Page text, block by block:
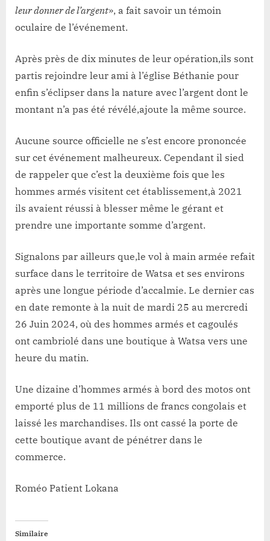
leur donner de l’argent», a fait savoir un témoin
oculaire de l’événement.
Après près de dix minutes de leur opération,ils sont
partis rejoindre leur ami à l’église Béthanie pour
enfin s’éclipser dans la nature avec l’argent dont le
montant n’a pas été révélé,ajoute la même source.
Aucune source officielle ne s’est encore prononcée
sur cet événement malheureux. Cependant il sied
de rappeler que c’est la deuxième fois que les
hommes armés visitent cet établissement,à 2021
ils avaient réussi à blesser même le gérant et
prendre une importante somme d’argent.
Signalons par ailleurs que,le vol à main armée refait
surface dans le territoire de Watsa et ses environs
après une longue période d’accalmie. Le dernier cas
en date remonte à la nuit de mardi 25 au mercredi
26 Juin 2024, où des hommes armés et cagoulés
ont cambriolé dans une boutique à Watsa vers une
heure du matin.
Une dizaine d’hommes armés à bord des motos ont
emporté plus de 11 millions de francs congolais et
laissé les marchandises. Ils ont cassé la porte de
cette boutique avant de pénétrer dans le
commerce.
Roméo Patient Lokana
Similaire